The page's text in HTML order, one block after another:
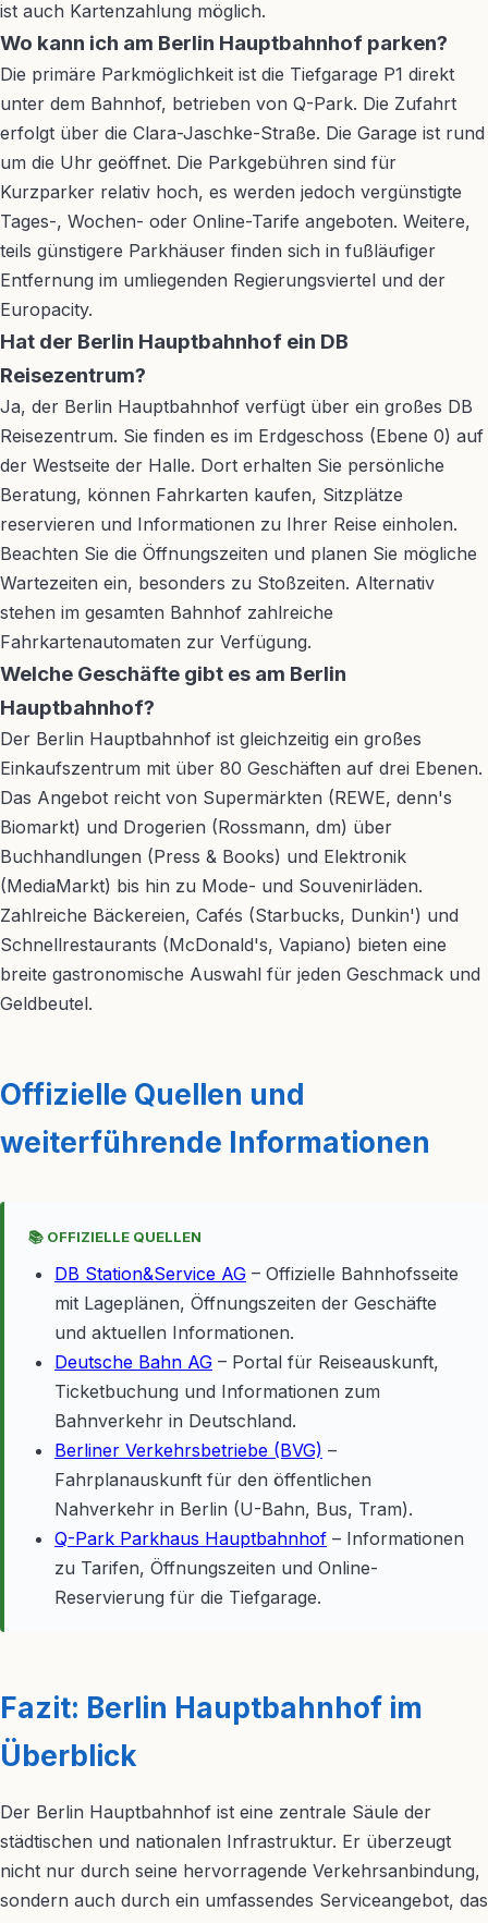
ist auch Kartenzahlung möglich.
Wo kann ich am Berlin Hauptbahnhof parken?
Die primäre Parkmöglichkeit ist die Tiefgarage P1 direkt
unter dem Bahnhof, betrieben von Q-Park. Die Zufahrt
erfolgt über die Clara-Jaschke-Straße. Die Garage ist rund
um die Uhr geöffnet. Die Parkgebühren sind für
Kurzparker relativ hoch, es werden jedoch vergünstigte
Tages-, Wochen- oder Online-Tarife angeboten. Weitere,
teils günstigere Parkhäuser finden sich in fußläufiger
Entfernung im umliegenden Regierungsviertel und der
Europacity.
Hat der Berlin Hauptbahnhof ein DB
Reisezentrum?
Ja, der Berlin Hauptbahnhof verfügt über ein großes DB
Reisezentrum. Sie finden es im Erdgeschoss (Ebene 0) auf
der Westseite der Halle. Dort erhalten Sie persönliche
Beratung, können Fahrkarten kaufen, Sitzplätze
reservieren und Informationen zu Ihrer Reise einholen.
Beachten Sie die Öffnungszeiten und planen Sie mögliche
Wartezeiten ein, besonders zu Stoßzeiten. Alternativ
stehen im gesamten Bahnhof zahlreiche
Fahrkartenautomaten zur Verfügung.
Welche Geschäfte gibt es am Berlin
Hauptbahnhof?
Der Berlin Hauptbahnhof ist gleichzeitig ein großes
Einkaufszentrum mit über 80 Geschäften auf drei Ebenen.
Das Angebot reicht von Supermärkten (REWE, denn's
Biomarkt) und Drogerien (Rossmann, dm) über
Buchhandlungen (Press & Books) und Elektronik
(MediaMarkt) bis hin zu Mode- und Souvenirläden.
Zahlreiche Bäckereien, Cafés (Starbucks, Dunkin') und
Schnellrestaurants (McDonald's, Vapiano) bieten eine
breite gastronomische Auswahl für jeden Geschmack und
Geldbeutel.
Offizielle Quellen und
weiterführende Informationen
📚 OFFIZIELLE QUELLEN
DB Station&Service AG – Offizielle Bahnhofsseite
mit Lageplänen, Öffnungszeiten der Geschäfte
und aktuellen Informationen.
Deutsche Bahn AG – Portal für Reiseauskunft,
Ticketbuchung und Informationen zum
Bahnverkehr in Deutschland.
Berliner Verkehrsbetriebe (BVG) –
Fahrplanauskunft für den öffentlichen
Nahverkehr in Berlin (U-Bahn, Bus, Tram).
Q-Park Parkhaus Hauptbahnhof – Informationen
zu Tarifen, Öffnungszeiten und Online-
Reservierung für die Tiefgarage.
Fazit: Berlin Hauptbahnhof im
Überblick
Der Berlin Hauptbahnhof ist eine zentrale Säule der
städtischen und nationalen Infrastruktur. Er überzeugt
nicht nur durch seine hervorragende Verkehrsanbindung,
sondern auch durch ein umfassendes Serviceangebot, das